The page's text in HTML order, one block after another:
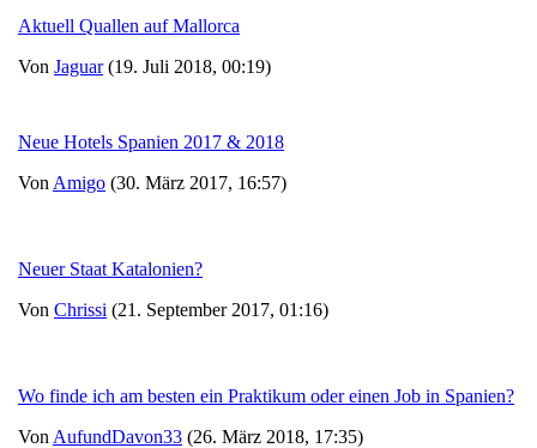
Aktuell Quallen auf Mallorca
Von Jaguar(19. Juli 2018, 00:19)
Neue Hotels Spanien 2017 & 2018
Von Amigo (30. März 2017, 16:57)
Neuer Staat Katalonien?
Von Chrissi (21. September 2017, 01:16)
Wo finde ich am besten ein Praktikum oder einen Job in Spanien?
Von AufundDavon33 (26. März 2018, 17:35)